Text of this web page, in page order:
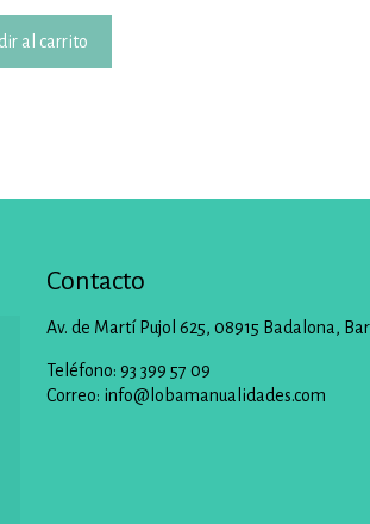
al carrito
Contacto
Av. de Martí Pujol 625, 08915 Badalona,
Teléfono: 93 399 57 09
Correo: info@lobamanualidades.com